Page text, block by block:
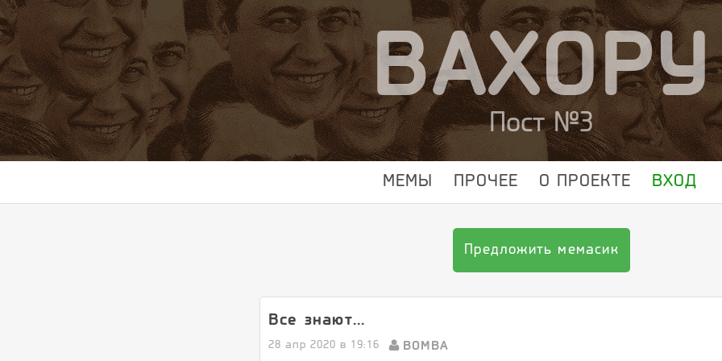
ВАХОРУ
Пост №3
МЕМЫ ПРОЧЕЕ О ПРОЕКТЕ ВХОД
Предложить мемасик
Все знают...
28 апр 2020 в 19:16 BOMBA